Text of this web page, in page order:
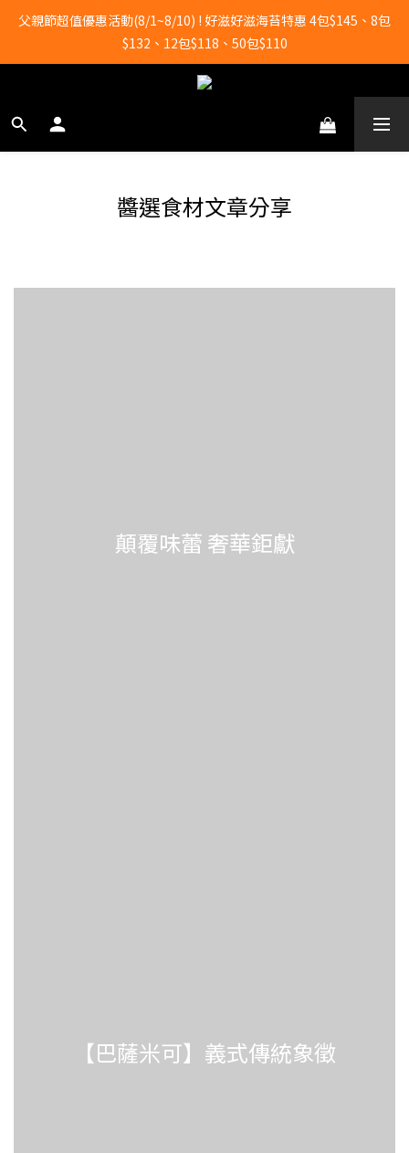
全店滿2000元即享免運！
父親節超值優惠活動(8/1~8/10) ! 好滋好滋海苔特惠 4包$145、8包
$132、12包$118、50包$110
全店滿2000元即享免運！
醬選食材文章分享
顛覆味蕾 奢華鉅獻
【巴薩米可】義式傳統象徵